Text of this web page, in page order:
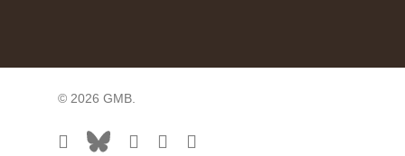
© 2026 GMB.
facebook
bluesky vimeoRSS flickr